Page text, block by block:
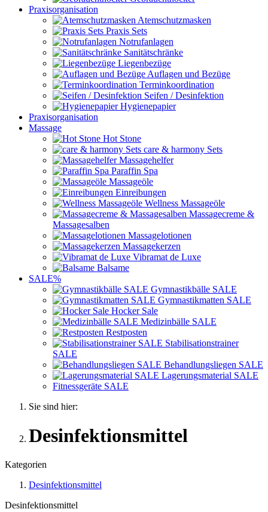
Praxisorganisation
Atemschutzmasken
Praxis Sets
Notrufanlagen
Sanitätschränke
Liegenbezüge
Auflagen und Bezüge
Terminkoordination
Seifen / Desinfektion
Hygienepapier
Praxisorganisation
Massage
Hot Stone
care & harmony Sets
Massagehelfer
Paraffin Spa
Massageöle
Einreibungen
Wellness Massageöle
Massagecreme &
Massagesalben
Massagelotionen
Massagekerzen
Vibramat de Luxe
Balsame
SALE%
Gymnastikbälle SALE
Gymnastikmatten SALE
Hocker Sale
Medizinbälle SALE
Restposten
Stabilisationstrainer
SALE
Behandlungsliegen SALE
Lagerungsmaterial SALE
Fitnessgeräte SALE
Sie sind hier:
Desinfektionsmittel
Kategorien
Desinfektionsmittel
Desinfektionsmittel